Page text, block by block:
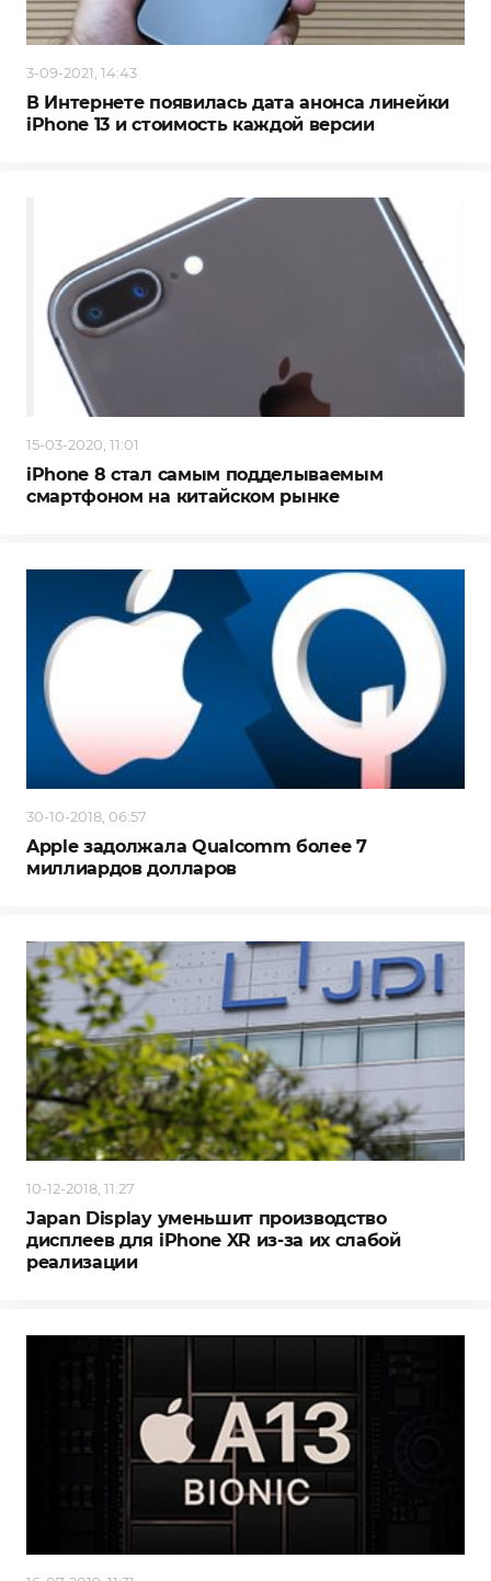
3-09-2021, 14:43
В Интернете появилась дата анонса линейки
iPhone 13 и стоимость каждой версии
15-03-2020, 11:01
iPhone 8 стал самым подделываемым
смартфоном на китайском рынке
30-10-2018, 06:57
Apple задолжала Qualcomm более 7
миллиардов долларов
10-12-2018, 11:27
Japan Display уменьшит производство
дисплеев для iPhone XR из-за их слабой
реализации